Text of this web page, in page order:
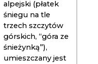
alpejski (płatek
śniegu na tle
trzech szczytów
górskich, “góra ze
śnieżynką”),
umieszczany jest